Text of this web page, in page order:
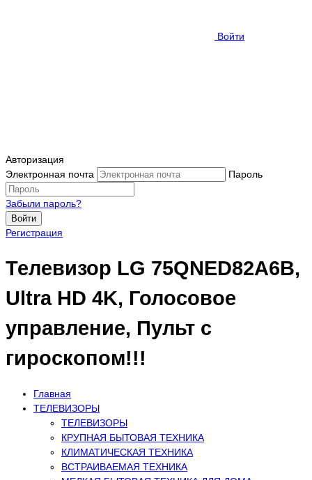
Войти
Авторизация
Электронная почта
Пароль
Забыли пароль?
Войти
Регистрация
Телевизор LG 75QNED82A6B,
Ultra HD 4K, Голосовое
управление, Пульт с
гироскопом!!!
Главная
ТЕЛЕВИЗОРЫ
ТЕЛЕВИЗОРЫ
КРУПНАЯ БЫТОВАЯ ТЕХНИКА
КЛИМАТИЧЕСКАЯ ТЕХНИКА
ВСТРАИВАЕМАЯ ТЕХНИКА